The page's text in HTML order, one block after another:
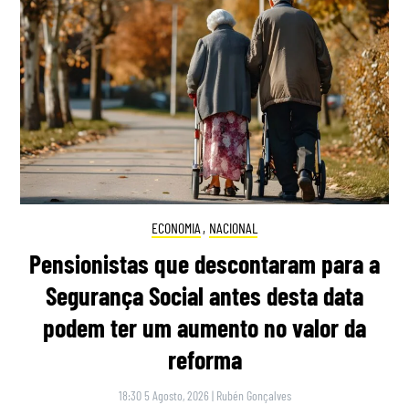
ECONOMIA , NACIONAL
Pensionistas que descontaram para a
Segurança Social antes desta data
podem ter um aumento no valor da
reforma
18:30 5 Agosto, 2026 | Rubén Gonçalves